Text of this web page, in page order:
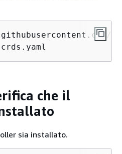
che il
sia installato.